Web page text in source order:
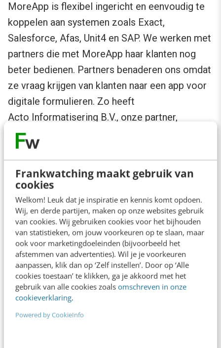
Frankwatching maakt gebruik van
cookies
Welkom! Leuk dat je inspiratie en kennis komt opdoen.
Wij, en derde partijen, maken op onze websites gebruik
van cookies. Wij gebruiken cookies voor het bijhouden
van statistieken, om jouw voorkeuren op te slaan, maar
ook voor marketingdoeleinden (bijvoorbeeld het
afstemmen van advertenties). Wil je je voorkeuren
aanpassen, klik dan op ‘Zelf instellen’. Door op ‘Alle
cookies toestaan’ te klikken, ga je akkoord met het
gebruik van alle cookies zoals omschreven in onze
cookieverklaring.
Powered by CookieInfo
MoreApp is flexibel ingericht en eenvoudig te
koppelen aan systemen zoals Exact,
Salesforce, Afas, Unit4 en SAP. We werken met
partners die met MoreApp haar klanten nog
beter bedienen. Partners benaderen ons omdat
ze vraag krijgen van klanten naar een app voor
digitale formulieren. Zo heeft
Acto Informatisering B.V., onze partner,
deActo Formulieren App
klanten van Acto werken met een ‘kloon’ van
MoreApp die helemaal gerebrand is naar de
eigen huisstijl. Acto is softwarespecialist voor
het bouwgerelateerde segment. Voor ons zijn
zij de belangrijkste partner in de
installatiebranche met de grootste klanten. In
die sector worden dagelijks nog veel te veel
inspecties, controles, werkbonnen en
verslagen op papier ingevuld.
MoreApp naar Spanje
Begin dit jaar maakten we bekend een